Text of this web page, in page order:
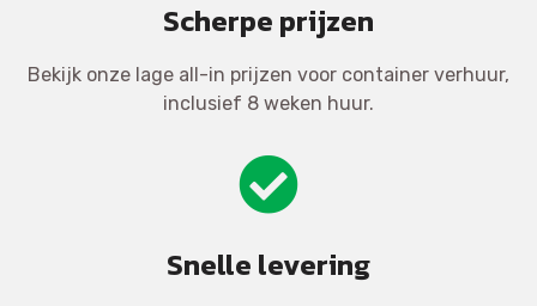
Scherpe prijzen
Bekijk onze lage all-in prijzen voor container verhuur,
inclusief 8 weken huur.
Snelle levering